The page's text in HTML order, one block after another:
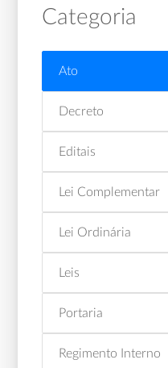
Categoria
Ato
Decreto
Editais
Lei Complementar
Lei Ordinária
Leis
Portaria
Regimento Interno